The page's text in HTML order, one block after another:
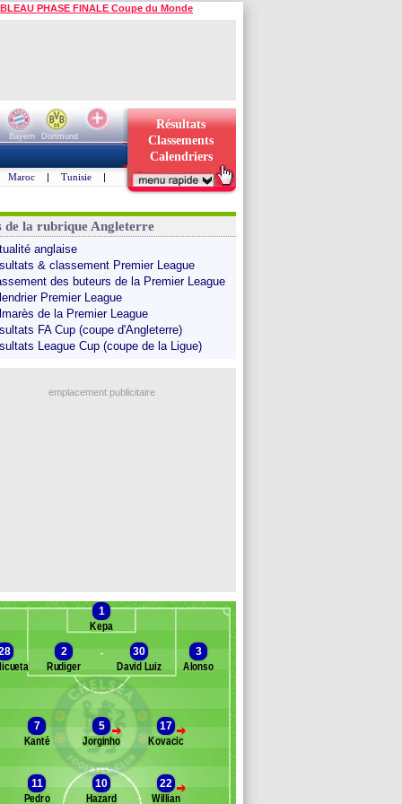
PHASE FINALE Coupe du Monde
Bayern
Dortmund
Résultats
Classements
Calendriers
Maroc | Tunisie |
de la rubrique Angleterre
anglaise
& classement Premier League
des buteurs de la Premier League
Premier League
de la Premier League
FA Cup (coupe d'Angleterre)
League Cup (coupe de la Ligue)
emplacement publicitaire
Banc des remplaçantsChelsea
1
Kepa
2
Rudiger
30
David Luiz
3
Alonso
7
Kanté
>
5
Jorginho
>
17
Kovacic
11
Pedro
10
Hazard
>
22
Willian